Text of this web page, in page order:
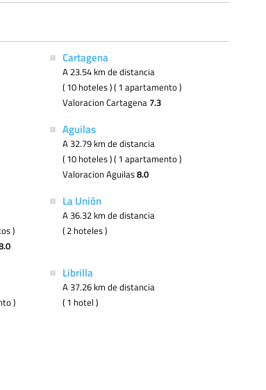
Cartagena
A 23.54 km de distancia
( 10 hoteles ) ( 1 apartamento )
Valoracion Cartagena 7.3
Aguilas
A 32.79 km de distancia
( 10 hoteles ) ( 1 apartamento )
Valoracion Aguilas8.0
)
La Unión
A 36.32 km de distancia
( 2 hoteles )
)
Librilla
A 37.26 km de distancia
( 1 hotel )